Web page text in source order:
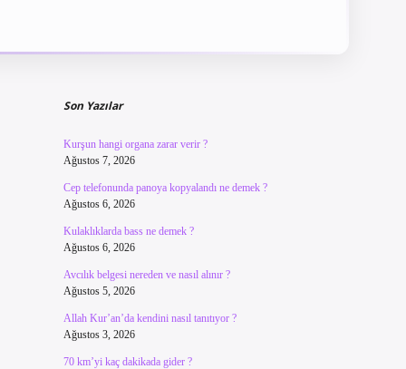
Son Yazılar
Kurşun hangi organa zarar verir ?
Ağustos 7, 2026
Cep telefonunda panoya kopyalandı ne demek ?
Ağustos 6, 2026
Kulaklıklarda bass ne demek ?
Ağustos 6, 2026
Avcılık belgesi nereden ve nasıl alınır ?
Ağustos 5, 2026
Allah Kur’an’da kendini nasıl tanıtıyor ?
Ağustos 3, 2026
70 km’yi kaç dakikada gider ?